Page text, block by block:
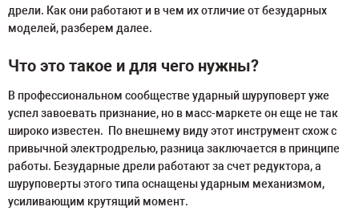
дрели. Как они работают и в чем их отличие от безударных
моделей, разберем далее.
Что это такое и для чего нужны?
В профессиональном сообществе ударный шуруповерт уже
успел завоевать признание, но в масс-маркете он еще не так
широко известен. По внешнему виду этот инструмент схож с
привычной электродрелью, разница заключается в принципе
работы. Безударные дрели работают за счет редуктора, а
шуруповерты этого типа оснащены ударным механизмом,
усиливающим крутящий момент.